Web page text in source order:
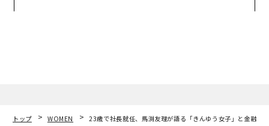
トップ WOMEN
23歳で社長就任、馬渕友理が語る「きんゆう女子」と金融初